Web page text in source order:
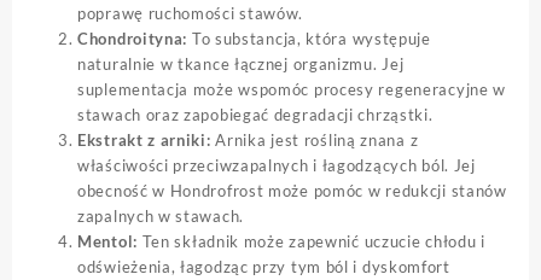
poprawę ruchomości stawów.
Chondroityna: To substancja, która występuje
naturalnie w tkance łącznej organizmu. Jej
suplementacja może wspomóc procesy regeneracyjne w
stawach oraz zapobiegać degradacji chrząstki.
Ekstrakt z arniki: Arnika jest rośliną znana z
właściwości przeciwzapalnych i łagodzących ból. Jej
obecność w Hondrofrost może pomóc w redukcji stanów
zapalnych w stawach.
Mentol: Ten składnik może zapewnić uczucie chłodu i
odświeżenia, łagodząc przy tym ból i dyskomfort